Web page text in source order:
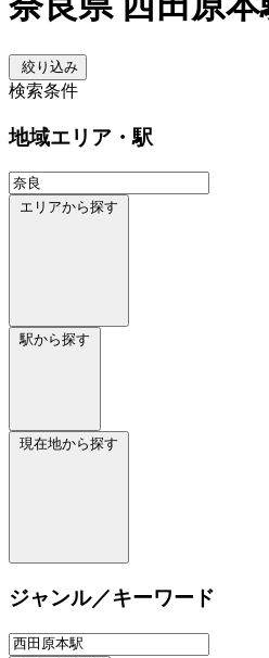
絞り込み
検索条件
地域エリア・駅
エリアから探す
駅から探す
現在地から探す
ジャンル／キーワード